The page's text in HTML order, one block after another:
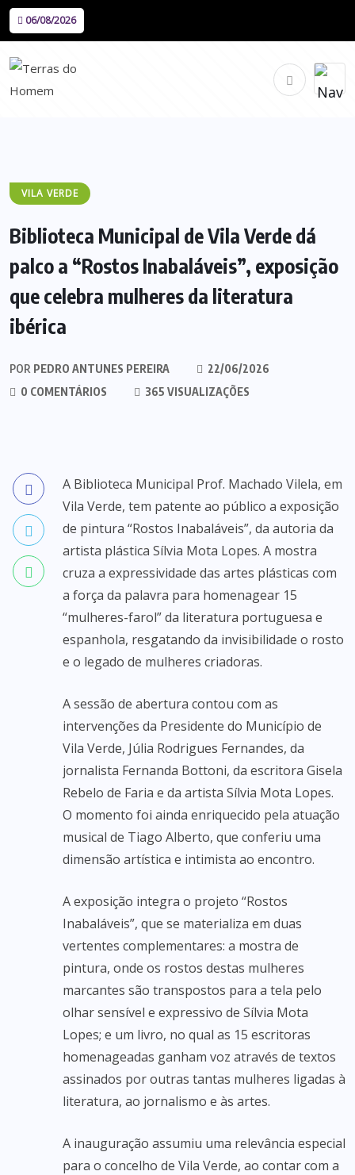
06/08/2026
VILA VERDE
Biblioteca Municipal de Vila Verde dá
palco a “Rostos Inabaláveis”, exposição
que celebra mulheres da literatura
ibérica
POR PEDRO ANTUNES PEREIRA
22/06/2026
0 COMENTÁRIOS
365 VISUALIZAÇÕES
A Biblioteca Municipal Prof. Machado Vilela, em
Vila Verde, tem patente ao público a exposição
de pintura “Rostos Inabaláveis”, da autoria da
artista plástica Sílvia Mota Lopes. A mostra
cruza a expressividade das artes plásticas com
a força da palavra para homenagear 15
“mulheres-farol” da literatura portuguesa e
espanhola, resgatando da invisibilidade o rosto
e o legado de mulheres criadoras.
A sessão de abertura contou com as
intervenções da Presidente do Município de
Vila Verde, Júlia Rodrigues Fernandes, da
jornalista Fernanda Bottoni, da escritora Gisela
Rebelo de Faria e da artista Sílvia Mota Lopes.
O momento foi ainda enriquecido pela atuação
musical de Tiago Alberto, que conferiu uma
dimensão artística e intimista ao encontro.
A exposição integra o projeto “Rostos
Inabaláveis”, que se materializa em duas
vertentes complementares: a mostra de
pintura, onde os rostos destas mulheres
marcantes são transpostos para a tela pelo
olhar sensível e expressivo de Sílvia Mota
Lopes; e um livro, no qual as 15 escritoras
homenageadas ganham voz através de textos
assinados por outras tantas mulheres ligadas à
literatura, ao jornalismo e às artes.
A inauguração assumiu uma relevância especial
para o concelho de Vila Verde, ao contar com a